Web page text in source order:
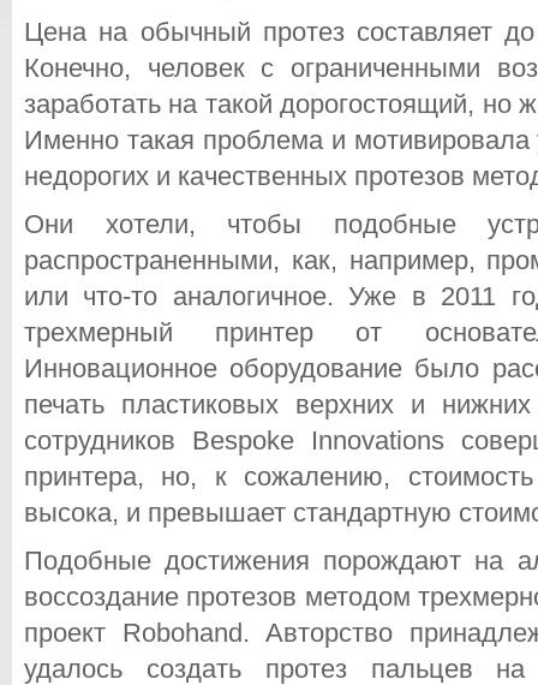
Цена на обычный протез составляет
Конечно, человек с ограниченными
заработать на такой дорогостоящий, но
Именно такая проблема и мотивировала
недорогих и качественных протезов
Они хотели, чтобы подобные
распространенными, как, например,
или что-то аналогичное. Уже в 2011
трехмерный принтер от
Инновационное оборудование было
печать пластиковых верхних и
сотрудников Bespoke Innovations
принтера, но, к сожалению,
высока, и превышает стандартную
Подобные достижения порождают на
воссоздание протезов методом
проект Robohand. Авторство
удалось создать протез пальцев